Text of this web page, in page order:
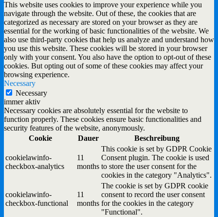
This website uses cookies to improve your experience while you
navigate through the website. Out of these, the cookies that are
categorized as necessary are stored on your browser as they are
essential for the working of basic functionalities of the website. We
also use third-party cookies that help us analyze and understand how
you use this website. These cookies will be stored in your browser
only with your consent. You also have the option to opt-out of these
cookies. But opting out of some of these cookies may affect your
browsing experience.
Necessary
Necessary
immer aktiv
Necessary cookies are absolutely essential for the website to
function properly. These cookies ensure basic functionalities and
security features of the website, anonymously.
Cookie
Dauer Beschreibung
cookielawinfo-
checkbox-analytics
11
months
This cookie is set by GDPR Cookie
Consent plugin. The cookie is used
to store the user consent for the
cookies in the category "Analytics".
cookielawinfo-
checkbox-functional
11
months
The cookie is set by GDPR cookie
consent to record the user consent
for the cookies in the category
"Functional".